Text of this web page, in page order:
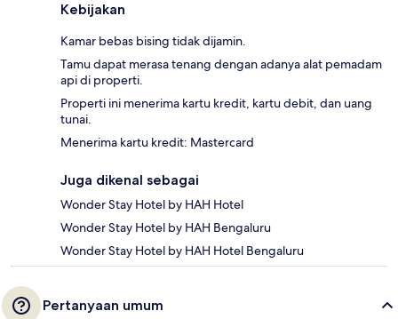
Kebijakan
Kamar bebas bising tidak dijamin.
Tamu dapat merasa tenang dengan adanya alat pemadam
api di properti.
Properti ini menerima kartu kredit, kartu debit, dan uang
tunai.
Menerima kartu kredit: Mastercard
Juga dikenal sebagai
Wonder Stay Hotel by HAH Hotel
Wonder Stay Hotel by HAH Bengaluru
Wonder Stay Hotel by HAH Hotel Bengaluru
Pertanyaan umum